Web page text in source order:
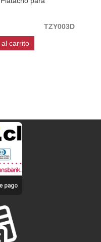
TZY003D
al carrito